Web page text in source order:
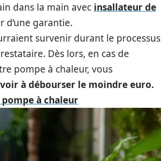
dans la main avec insallateur de
d’une garantie.
survenir durant le processus
Dès lors, en cas de
pompe à chaleur, vous
à débourser le moindre euro.
à chaleur